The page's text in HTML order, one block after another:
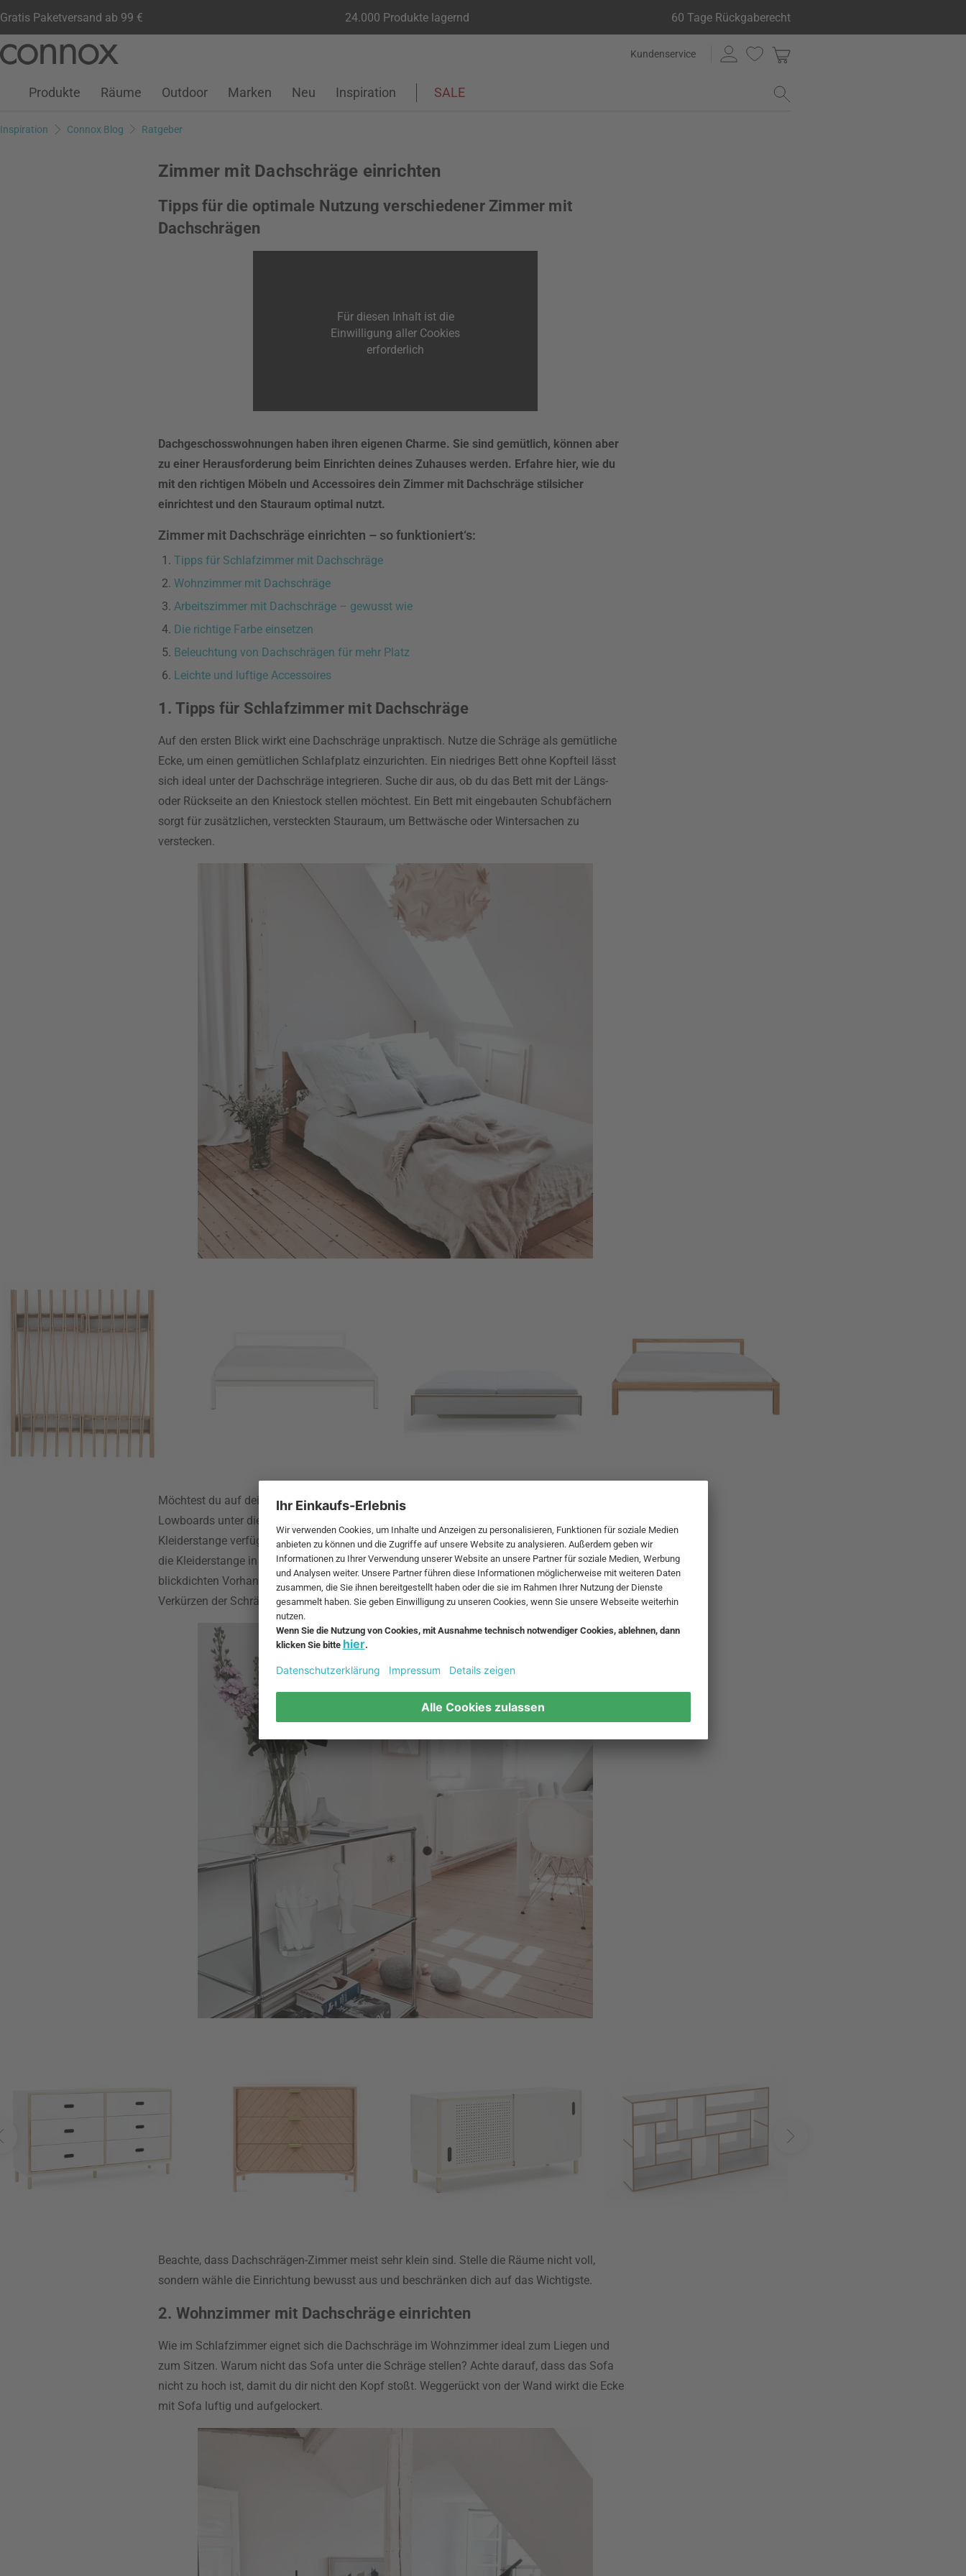
Gratis Paketversand ab 99 € 24.000 Produkte lagernd 60 Tage Rückgaberecht
Seiteninhalt
Suchfeld
Kundenservice
Kundenkonto
Wunschliste
Warenkorb
Produkte Räume Outdoor Marken Neu Inspiration SALE
Inspiration Connox Blog Ratgeber
Zimmer mit Dachschräge einrichten
Tipps für die optimale Nutzung verschiedener Zimmer mit
Dachschrägen
Für diesen Inhalt ist die
Einwilligung aller Cookies
erforderlich
Dachgeschosswohnungen haben ihren eigenen Charme. Sie sind gemütlich, können aber
zu einer Herausforderung beim Einrichten deines Zuhauses werden. Erfahre hier, wie du
mit den richtigen Möbeln und Accessoires dein Zimmer mit Dachschräge stilsicher
einrichtest und den Stauraum optimal nutzt.
Zimmer mit Dachschräge einrichten – so funktioniert‘s:
Tipps für Schlafzimmer mit Dachschräge
Wohnzimmer mit Dachschräge
Arbeitszimmer mit Dachschräge – gewusst wie
Die richtige Farbe einsetzen
Beleuchtung von Dachschrägen für mehr Platz
Leichte und luftige Accessoires
1. Tipps für Schlafzimmer mit Dachschräge
Auf den ersten Blick wirkt eine Dachschräge unpraktisch. Nutze die Schräge als gemütliche
Ecke, um einen gemütlichen Schlafplatz einzurichten. Ein niedriges Bett ohne Kopfteil lässt
sich ideal unter der Dachschräge integrieren. Suche dir aus, ob du das Bett mit der Längs-
oder Rückseite an den Kniestock stellen möchtest. Ein Bett mit eingebauten Schubfächern
sorgt für zusätzlichen, versteckten Stauraum, um Bettwäsche oder Wintersachen zu
verstecken.
Möchtest du auf dein großes und ausladendes Bett nicht verzichten, stelle Kommoden oder
Lowboards unter die Dachschräge und schaffe genügend Platz für Stauraum. Eine
Kleiderstange verfügt über den notwendigen Platz für Kleider, Blusen oder Hemden. Befestige
die Kleiderstange in der Dachschräge, – so nutzt du die Fläche optimal aus. Spanne einen
blickdichten Vorhang, um einen kostspieligen Einbauschrank einzusparen. Das optische
Verkürzen der Schräge durch die Kommode lässt die düstere Ecke verschwinden.
Beachte, dass Dachschrägen-Zimmer meist sehr klein sind. Stelle die Räume nicht voll,
sondern wähle die Einrichtung bewusst aus und beschränken dich auf das Wichtigste.
2. Wohnzimmer mit Dachschräge einrichten
Wie im Schlafzimmer eignet sich die Dachschräge im Wohnzimmer ideal zum Liegen und
zum Sitzen. Warum nicht das Sofa unter die Schräge stellen? Achte darauf, dass das Sofa
nicht zu hoch ist, damit du dir nicht den Kopf stoßt. Weggerückt von der Wand wirkt die Ecke
mit Sofa luftig und aufgelockert.